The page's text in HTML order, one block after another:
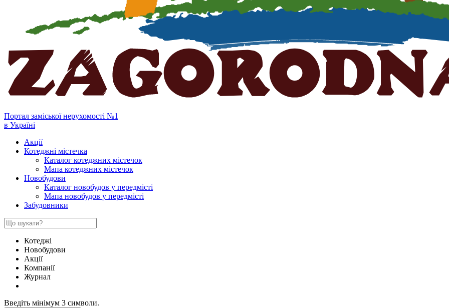
Портал заміської нерухомості №1
в Україні
Акції
Котеджні містечка
Каталог котеджних містечок
Мапа котеджних містечок
Новобудови
Каталог новобудов у передмісті
Мапа новобудов у передмісті
Забудовники
Котеджі
Новобудови
Акції
Компанії
Журнал
Введіть мінімум 3 символи.